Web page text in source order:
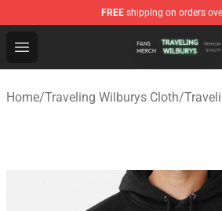
FREE shipping on orders
Open menu
Traveling Wilburys Shop -
Home/Traveling Wilburys Cloth/